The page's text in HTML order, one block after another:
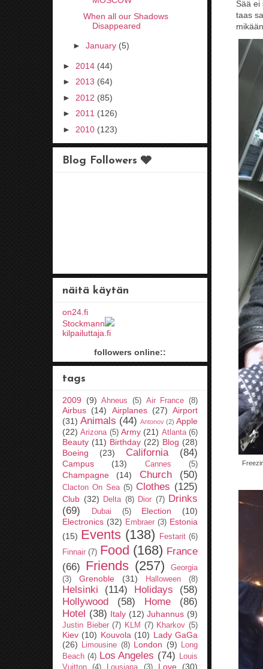
Sää ei
taas
When all our Shadows
Disappeared
► January (5)
► 2014 (44)
► 2013 (64)
► 2012 (85)
► 2011 (126)
► 2010 (123)
Blog Followers 🩶
näitä käytän
on24.fi
Stockmann
kilpailuttaja.fi
followers online::
tags
2009 (9) Ahneus (5) Air France (8)
Airbus (14) Airplanes (27) Airport
(31) Animals (44) Antonov (2) Apple
(22) Arizona (5) Army (21) Atlanta (6)
Beauty (11) Birthday (22) Blog (28)
Boeing
(23) California (84)
Campus (13) Cannes (5)
Champagne (14) Church (50)
Clacton On Sea (5) Clothes (125)
Club (32) Delta (8) Dior (7) Drinks
(69)
Dubai (5) Election
(10)
Electronics (32) Embraer (3) Estonia
(15) Events (138) Festarit (6)
Finnair (7) Food (168) France
(66) Friends (257)
Georgia
(3)
Grenoble (31) Halloween (8)
Helsinki (114) Holidays
(58)
Hollywood
(58) Home
(86)
Hotel (38) Italy (12) Juhannus (9)
Justin Bieber (7) KLM (7) Kharkov (5)
Kiev (10) Kouvola (10) Lady GaGa
(26)
Limousine (8) London (9)
Long
Beach (4) Los Angeles (74)
Louis
Vuitton
(4) Lousiana (3) Love (30)